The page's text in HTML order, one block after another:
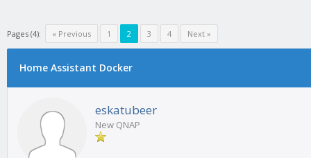
Pages (4): « Previous 1 2 3 4 Next »
Home Assistant Docker
eskatubeer
New QNAP